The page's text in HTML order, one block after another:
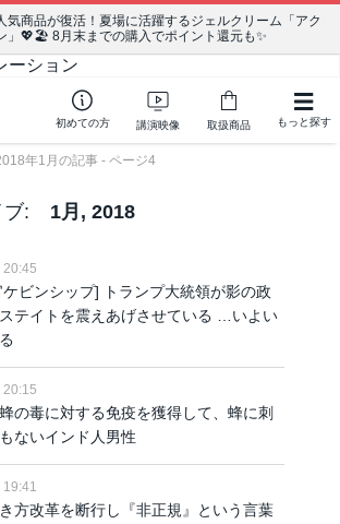
気商品が復活！夏場に活躍するジェルクリーム「アク
」💖🏖️ 8月末までの購入でポイント還元も✨
ス 第139回 明治以降の日本の闇３ 〜日本の黒幕た
込むヤクザ／朝鮮進駐軍から始まったパチンコ利権
初めての方 講演映像 取扱商品 もっと探す
年1月の記事 - ページ4
ブ: 1月, 2018
ビンシップ] トランプ大統領が影の政
テイトを震えあげさせている …いよい
の毒に対する免疫を獲得して、蜂に刺
ないインド人男性
方改革を断行し『非正規』という言葉